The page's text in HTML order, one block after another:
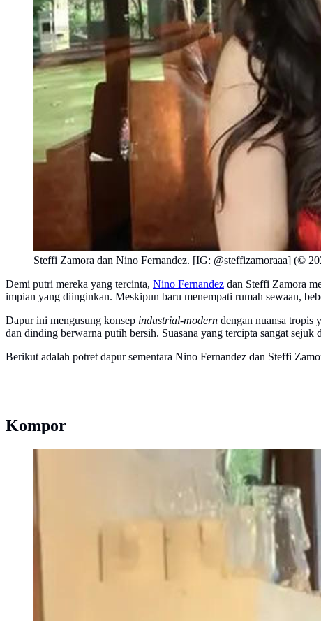
Steffi Zamora dan Nino Fernandez. [IG: @steffizamoraaa] (©
Demi putri mereka yang tercinta, Nino Fernandez dan Steffi Zamora
impian yang diinginkan. Meskipun baru menempati rumah sewaan,
Dapur ini mengusung konsep industrial-modern dengan nuansa tropis
dan dinding berwarna putih bersih. Suasana yang tercipta sangat
Berikut adalah potret dapur sementara Nino Fernandez dan Steffi
Kompor